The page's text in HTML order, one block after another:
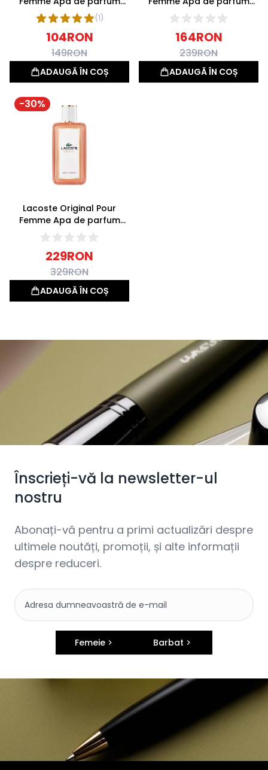
40ml
(1)
104RON
149RON
ADAUGĂ ÎN COȘ
60ml
164RON
239RON
ADAUGĂ ÎN COȘ
-30%
Lacoste Original Pour
Femme Apa de parfum
100ml
229RON
329RON
ADAUGĂ ÎN COȘ
Înscrieți-vă la newsletter-ul
nostru
Abonați-vă pentru a primi actualizări despre
ultimele noutăți, promoții, și alte informații
despre reduceri.
Femeie Barbat